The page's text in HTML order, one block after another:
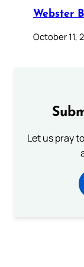
Webster
October 11,
Let us pray